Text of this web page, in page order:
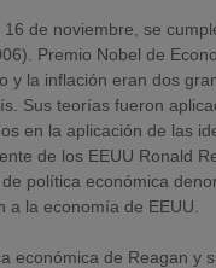
16 de noviembre, se
Premio Nobel de
y la inflación eran dos
Sus teorías fueron
en la aplicación de las
de los EEUU Ronald
política económica
a la economía de EEUU.
económica de Reagan y